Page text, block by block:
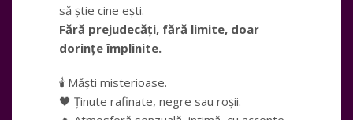
să știe cine ești.
Fără prejudecăți, fără limite, doar
dorințe împlinite.
🕯️ Măști misterioase.
🖤 Ținute rafinate, negre sau roșii.